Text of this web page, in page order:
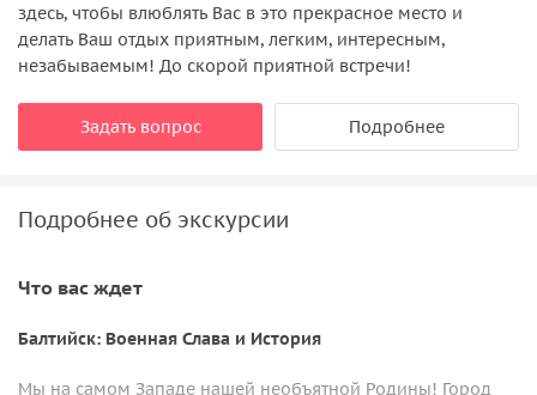
здесь, чтобы влюблять Вас в это прекрасное место и
делать Ваш отдых приятным, легким, интересным,
незабываемым! До скорой приятной встречи!
Задать вопрос Подробнее
Подробнее об экскурсии
Что вас ждет
Балтийск: Военная Слава и История
Мы на самом Западе нашей необъятной Родины! Город